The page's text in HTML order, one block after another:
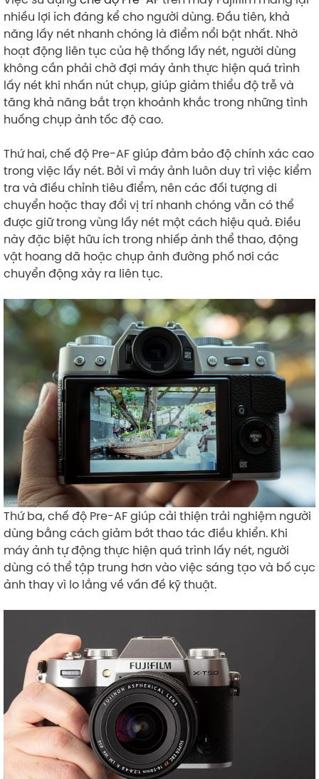
nhiều lợi ích đáng kể cho người dùng. Đầu tiên, khả
năng lấy nét nhanh chóng là điểm nổi bật nhất. Nhờ
hoạt động liên tục của hệ thống lấy nét, người dùng
không cần phải chờ đợi máy ảnh thực hiện quá trình
lấy nét khi nhấn nút chụp, giúp giảm thiểu độ trễ và
tăng khả năng bắt trọn khoảnh khắc trong những tình
huống chụp ảnh tốc độ cao.
Thứ hai, chế độ Pre-AF giúp đảm bảo độ chính xác cao
trong việc lấy nét. Bởi vì máy ảnh luôn duy trì việc kiểm
tra và điều chỉnh tiêu điểm, nên các đối tượng di
chuyển hoặc thay đổi vị trí nhanh chóng vẫn có thể
được giữ trong vùng lấy nét một cách hiệu quả. Điều
này đặc biệt hữu ích trong nhiếp ảnh thể thao, động
vật hoang dã hoặc chụp ảnh đường phố nơi các
chuyển động xảy ra liên tục.
Thứ ba, chế độ Pre-AF giúp cải thiện trải nghiệm người
dùng bằng cách giảm bớt thao tác điều khiển. Khi
máy ảnh tự động thực hiện quá trình lấy nét, người
dùng có thể tập trung hơn vào việc sáng tạo và bố cục
ảnh thay vì lo lắng về vấn đề kỹ thuật.